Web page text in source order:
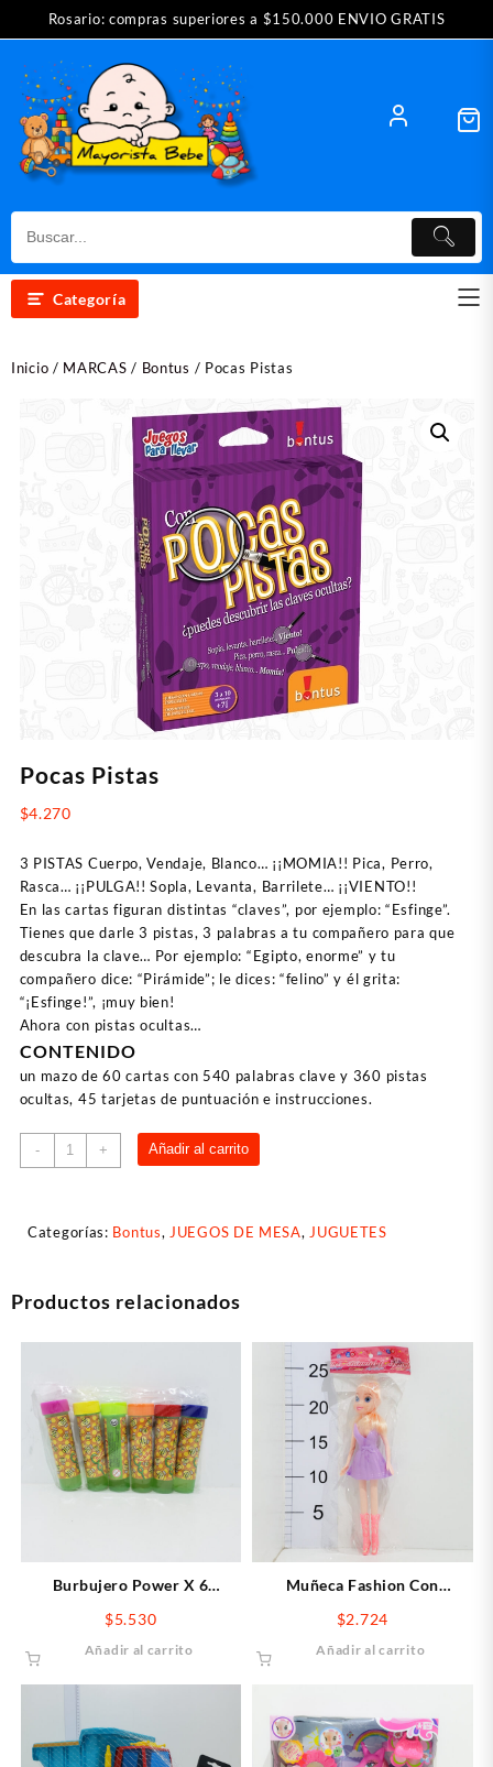
Rosario: compras superiores a $150.000 ENVIO GRATIS
Categoría
Inicio / MARCAS / Bontus / Pocas Pistas
Pocas Pistas
$4.270
3 PISTAS Cuerpo, Vendaje, Blanco… ¡¡MOMIA!! Pica, Perro,
Rasca… ¡¡PULGA!! Sopla, Levanta, Barrilete… ¡¡VIENTO!!
En las cartas figuran distintas “claves”, por ejemplo: “Esfinge”.
Tienes que darle 3 pistas, 3 palabras a tu compañero para que
descubra la clave… Por ejemplo: “Egipto, enorme” y tu
compañero dice: “Pirámide”; le dices: “felino” y él grita:
“¡Esfinge!”, ¡muy bien!
Ahora con pistas ocultas…
CONTENIDO
un mazo de 60 cartas con 540 palabras clave y 360 pistas
ocultas, 45 tarjetas de puntuación e instrucciones.
-
Pocas
Pistas
+ Añadir al carrito
Categorías: Bontus,JUEGOS DE MESA,JUGUETES
Productos relacionados
Burbujero Power X 6
$5.530
Añadir al carrito
Muñeca Fashion Con
$2.724
Añadir al carrito